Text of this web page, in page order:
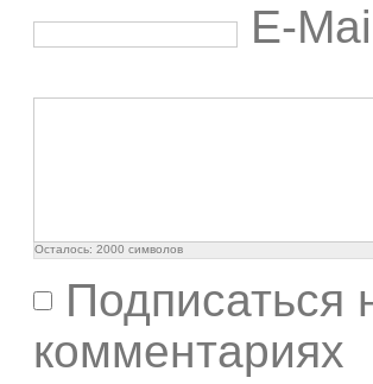
E-
Осталось: 2000 символов
Подписаться
комментариях